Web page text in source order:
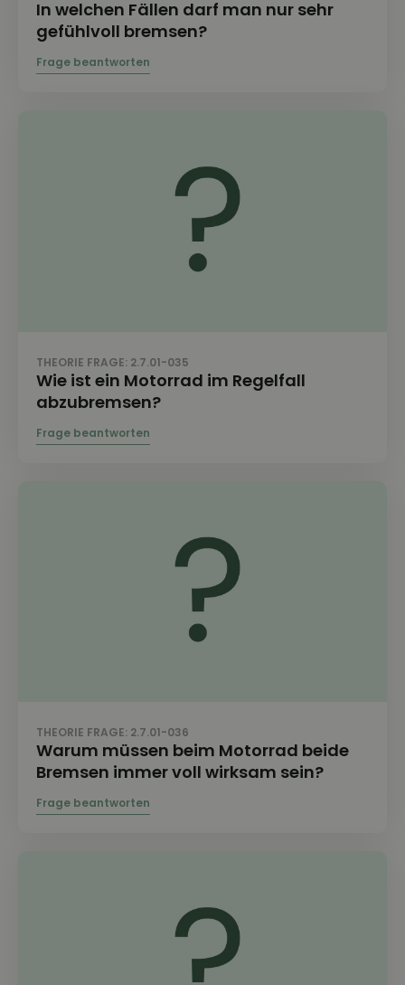
In welchen Fällen darf man nur sehr
gefühlvoll bremsen?
THEORIE FRAGE: 2.7.01-035
Wie ist ein Motorrad im Regelfall
abzubremsen?
THEORIE FRAGE: 2.7.01-036
Warum müssen beim Motorrad beide
Bremsen immer voll wirksam sein?